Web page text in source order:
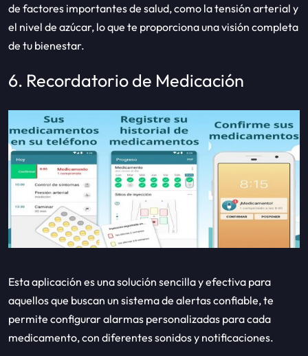
de factores importantes de salud, como la tensión arterial y
el nivel de azúcar, lo que te proporciona una visión completa
de tu bienestar.
6. Recordatorio de Medicación
Esta aplicación es una solución sencilla y efectiva para
aquellos que buscan un sistema de alertas confiable, te
permite configurar alarmas personalizadas para cada
medicamento, con diferentes sonidos y notificaciones.